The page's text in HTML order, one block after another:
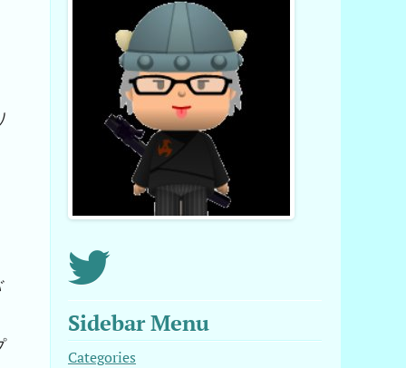
Sidebar Menu
Categories